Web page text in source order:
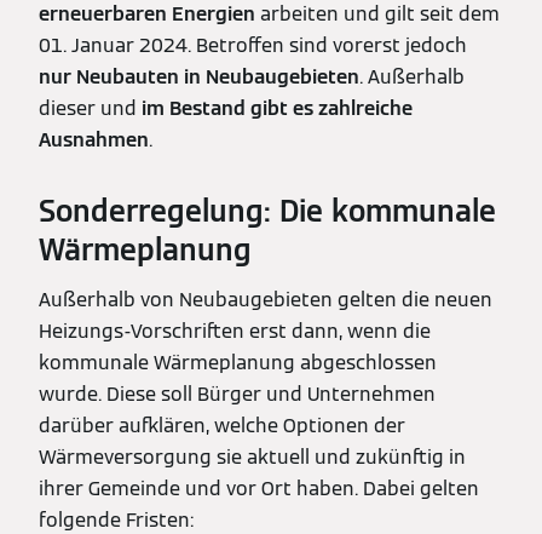
erneuerbaren Energien arbeiten und gilt seit dem
01. Januar 2024. Betroffen sind vorerst jedoch
nur Neubauten in Neubaugebieten. Außerhalb
dieser und im Bestand gibt es zahlreiche
Ausnahmen.
Sonderregelung: Die kommunale
Wärmeplanung
Außerhalb von Neubaugebieten gelten die neuen
Heizungs-Vorschriften erst dann, wenn die
kommunale Wärmeplanung abgeschlossen
wurde. Diese soll Bürger und Unternehmen
darüber aufklären, welche Optionen der
Wärmeversorgung sie aktuell und zukünftig in
ihrer Gemeinde und vor Ort haben. Dabei gelten
folgende Fristen: